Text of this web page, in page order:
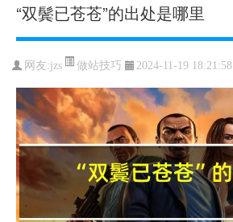
“双鬓已苍苍”的出处是哪里
网友:jzs 做站技巧 2024-11-19 18:21:58